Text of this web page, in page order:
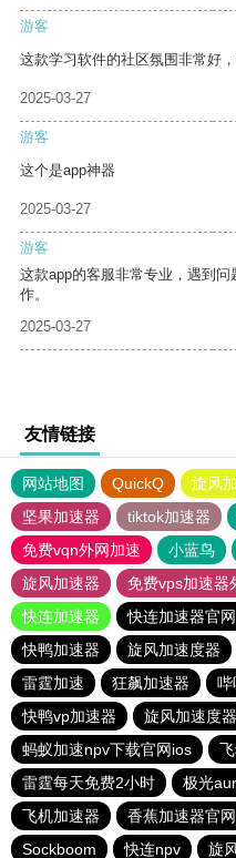
游客
这款学习软件的社区氛围非常好
2025-03-27
游客
这个是app神器
2025-03-27
游客
这款app的客服非常专业，遇到
作。
2025-03-27
友情链接
网站地图 QuickQ 旋风
坚果加速器
tiktok加速器
免费vqn外网加速
小蓝鸟
旋风加速器
免费vps加速器
快连加速器
快连加速器官
快鸭加速器
旋风加速度器
雷霆加速
狂飙加速器 哔
快鸭vp加速器
旋风加速度器
蚂蚁加速npv下载官网ios
雷霆每天免费2小时
极光
飞机加速器
香蕉加速器官网
Sockboom
快连npv 旋